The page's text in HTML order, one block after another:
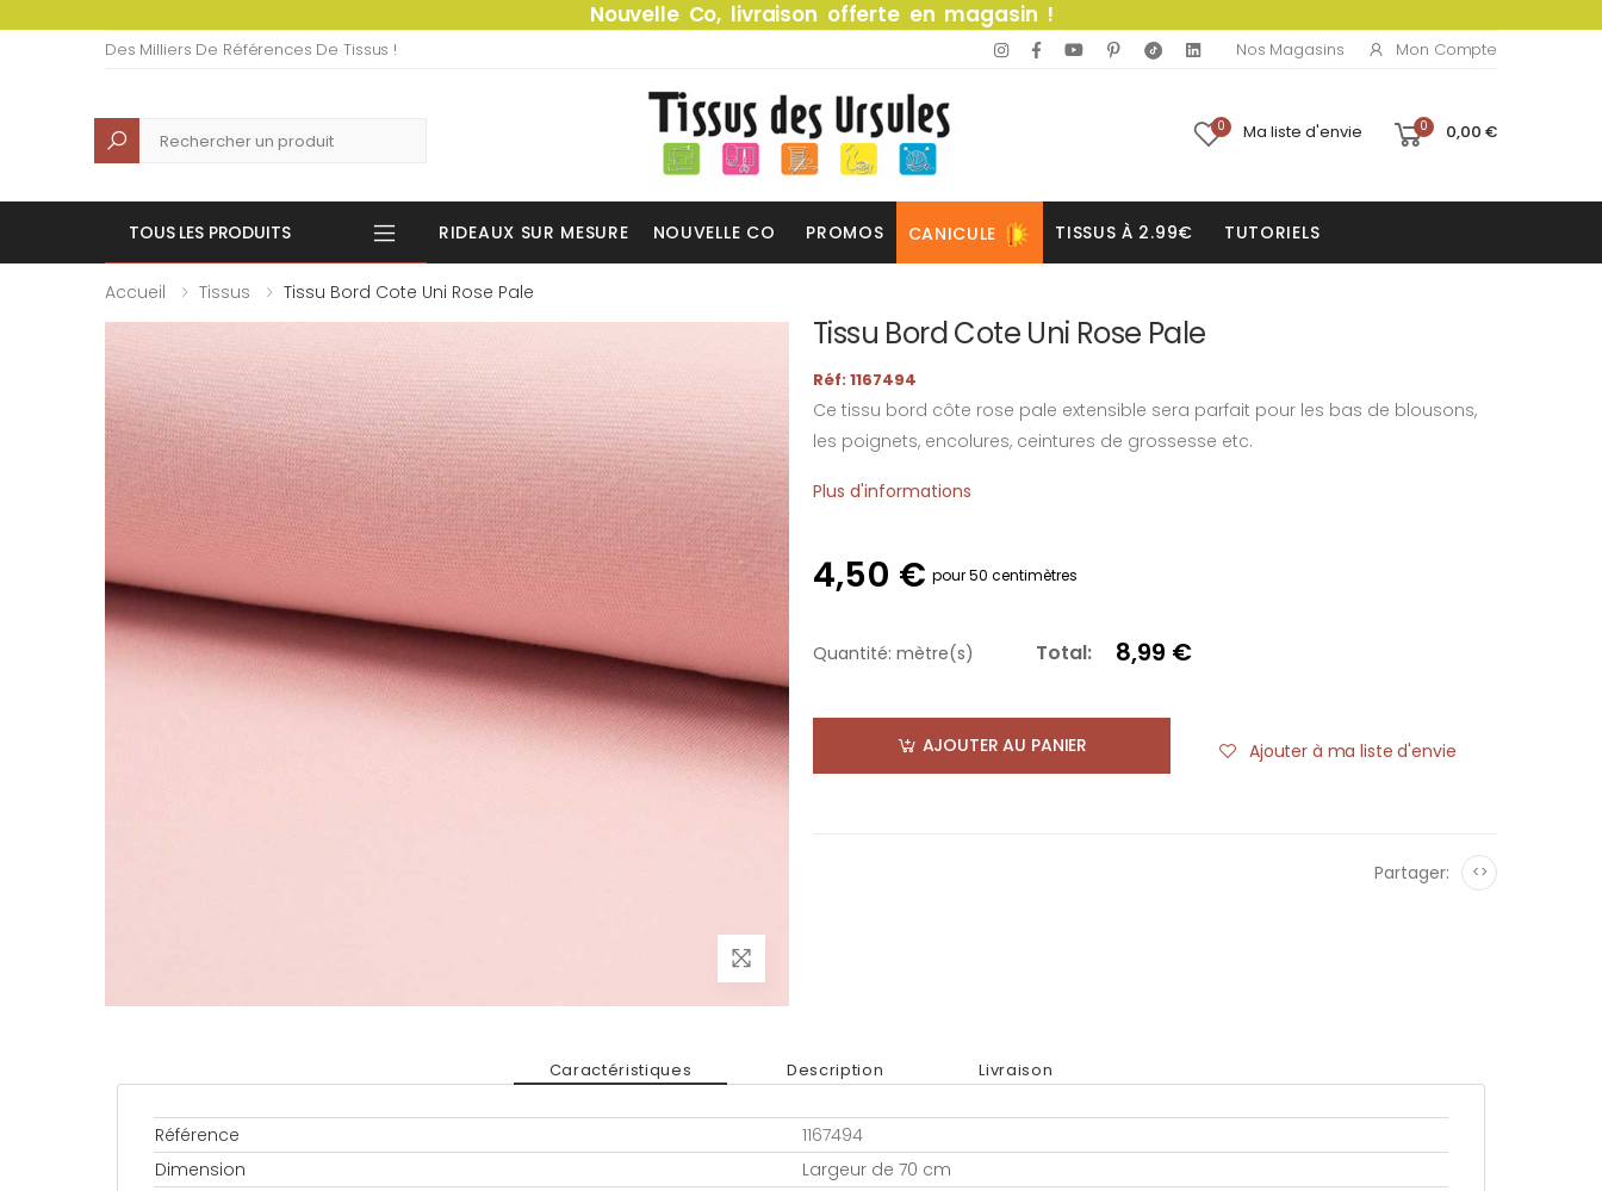
Nouvelle Co, livraison offerte en magasin !
Des Milliers De Références De Tissus ! Nos Magasins Mon Compte
Recherche 0 Ma liste d'envie 0 0,00 €
TOUS LES PRODUITS RIDEAUX SUR MESURE NOUVELLE CO PROMOS CANICULE TISSUS À 2.99€ TUTORIELS
Accueil Tissus Tissu Bord Cote Uni Rose Pale
Tissu Bord Cote Uni Rose Pale
Réf: 1167494
Ce tissu bord côte rose pale extensible sera parfait pour les bas de blousons,
les poignets, encolures, ceintures de grossesse etc.
Plus d'informations
4,50 € pour 50 centimètres
Quantité: mètre(s) Total: 8,99 €
AJOUTER AU PANIER Ajouter à ma liste d'envie
Partager: <>
Caractéristiques Description Livraison
Référence
1167494
Dimension
Largeur de 70 cm